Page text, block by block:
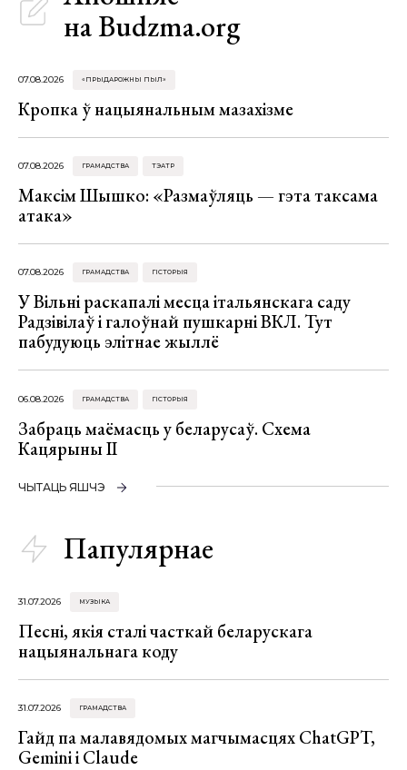
на Budzma.org
07.08.2026 «ПРЫДАРОЖНЫ ПЫЛ»
Кропка ў нацыянальным мазахізме
07.08.2026 ГРАМАДСТВА ТЭАТР
Максім Шышко: «Размаўляць — гэта таксама
атака»
07.08.2026 ГРАМАДСТВА ГІСТОРЫЯ
У Вільні раскапалі месца італьянскага саду
Радзівілаў і галоўнай пушкарні ВКЛ. Тут
пабудуюць элітнае жыллё
06.08.2026 ГРАМАДСТВА ГІСТОРЫЯ
Забраць маёмасць у беларусаў. Схема
Кацярыны ІІ
ЧЫТАЦЬ ЯШЧЭ
Папулярнае
31.07.2026 МУЗЫКА
Песні, якія сталі часткай беларускага
нацыянальнага коду
31.07.2026 ГРАМАДСТВА
Гайд па малавядомых магчымасцях ChatGPT,
Gemini і Claude